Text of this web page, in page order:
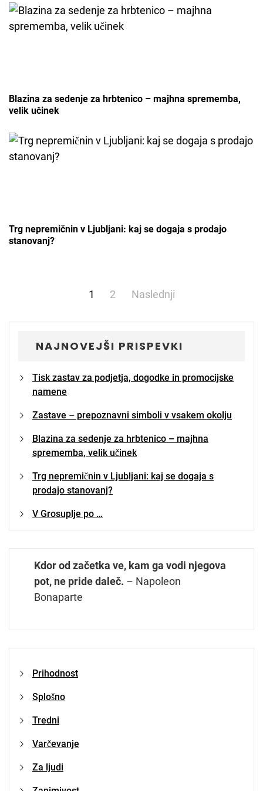
Blazina za sedenje za hrbtenico – majhna sprememba,
velik učinek
Trg nepremičnin v Ljubljani: kaj se dogaja s prodajo
stanovanj?
Številčenje
prispevkov
1 2 Naslednji
NAJNOVEJŠI PRISPEVKI
Tisk zastav za podjetja, dogodke in promocijske
namene
Zastave – prepoznavni simboli v vsakem okolju
Blazina za sedenje za hrbtenico – majhna
sprememba, velik učinek
Trg nepremičnin v Ljubljani: kaj se dogaja s
prodajo stanovanj?
V Grosuplje po …
Kdor od začetka ve, kam ga vodi njegova
pot, ne pride daleč. – Napoleon
Bonaparte
Prihodnost
Splošno
Tredni
Varčevanje
Za ljudi